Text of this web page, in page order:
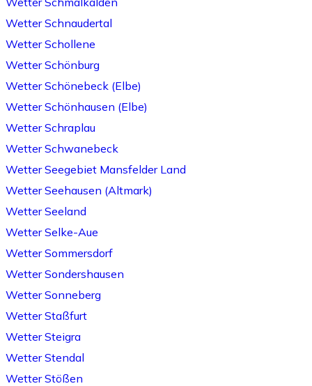
Wetter Schnaudertal
Wetter Schollene
Wetter Schönburg
Wetter Schönebeck (Elbe)
Wetter Schönhausen (Elbe)
Wetter Schraplau
Wetter Schwanebeck
Wetter Seegebiet Mansfelder Land
Wetter Seehausen (Altmark)
Wetter Seeland
Wetter Selke-Aue
Wetter Sommersdorf
Wetter Sondershausen
Wetter Sonneberg
Wetter Staßfurt
Wetter Steigra
Wetter Stendal
Wetter Stößen